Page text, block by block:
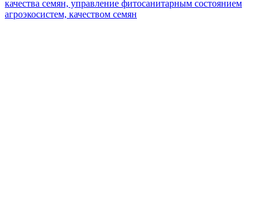
качества семян, управление фитосанитарным состоянием
агроэкосистем, качеством семян